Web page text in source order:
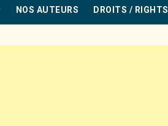
NOS AUTEURS DROITS / RIGHTS